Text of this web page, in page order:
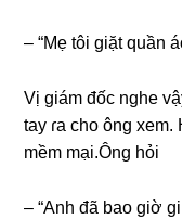
– “Mẹ tôi ɡiặt quần
Vị ɡiám đốc nghe
tay ɾa cho ônɡ
mềm mại.Ônɡ hỏi
– “Anh đã bao ɡiờ